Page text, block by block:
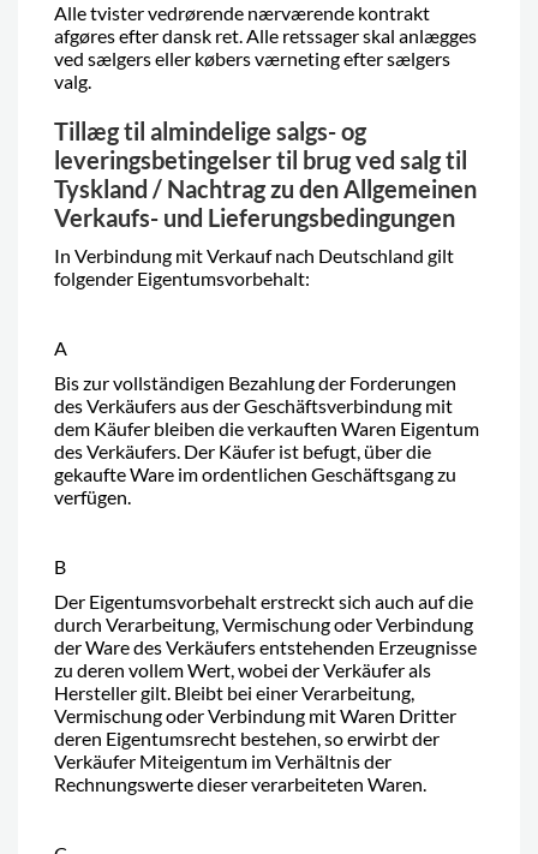
Alle tvister vedrørende nærværende kontrakt
afgøres efter dansk ret. Alle retssager skal anlægges
ved sælgers eller købers værneting efter sælgers
valg.
Tillæg til almindelige salgs- og
leveringsbetingelser til brug ved salg til
Tyskland / Nachtrag zu den Allgemeinen
Verkaufs- und Lieferungsbedingungen
In Verbindung mit Verkauf nach Deutschland gilt
folgender Eigentumsvorbehalt:
A
Bis zur vollständigen Bezahlung der Forderungen
des Verkäufers aus der Geschäftsverbindung mit
dem Käufer bleiben die verkauften Waren Eigentum
des Verkäufers. Der Käufer ist befugt, über die
gekaufte Ware im ordentlichen Geschäftsgang zu
verfügen.
B
Der Eigentumsvorbehalt erstreckt sich auch auf die
durch Verarbeitung, Vermischung oder Verbindung
der Ware des Verkäufers entstehenden Erzeugnisse
zu deren vollem Wert, wobei der Verkäufer als
Hersteller gilt. Bleibt bei einer Verarbeitung,
Vermischung oder Verbindung mit Waren Dritter
deren Eigentumsrecht bestehen, so erwirbt der
Verkäufer Miteigentum im Verhältnis der
Rechnungswerte dieser verarbeiteten Waren.